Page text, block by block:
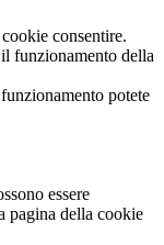
consentire.
funzionamento della
potete
essere
pagina della cookie